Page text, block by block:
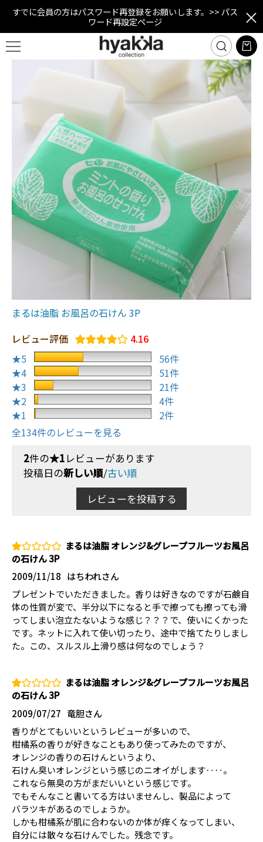
すでに会員の方はパスワード再登録をお願いします。 >> パス
ワード再設定ページ
まるは油脂 お風呂の石けん 3P
レビュー評価
4.16
★5
56件
★4
51件
★3
21件
★2
4件
★1
2件
全134件のレビューを見る
2件の★1レビューがあります
投稿日の新しい順/古い順
レビューを投稿する
まるは油脂 オレンジ&グレープフルーツお風呂
の石けん 3P
はちわれさん
2009/11/18
プレゼントでいただきました。香りは好きなのですが石鹸自
体の性質が変で、半分以下になると手で擦っても擦っても滑
ってしまい泡立たないような感じ？？？で、使いにくかった
です。ネットに入れて使い切ったり、途中で捨てたりしまし
た。この、スルスル上滑り感は何なのでしょう？
まるは油脂 オレンジ&グレープフルーツお風呂
の石けん 3P
竜胆さん
2009/07/27
香りがとてもいいというレビューが多いので、
柑橘系の香りが好きなこともあり使ってみたのですが、
オレンジの香りの石けんというより、
石けん臭いオレンジという感じのニオイがします‥‥。
これなら無臭の方がまだいいという感じです。
でもそんなこと書いてる方はいませんし、製品によって
バラツキがあるのでしょうか。
しかも柑橘系が肌に合わないのか体が痒くなってしまい、
自分には散々な石けんでした。残念です。